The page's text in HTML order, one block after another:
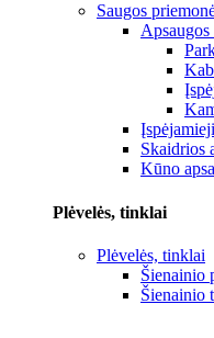
Saugos
Skaidrios
Kūno
Plėvelės, tinklai
Plėvelės, tinklai
Šienainio
Šienainio